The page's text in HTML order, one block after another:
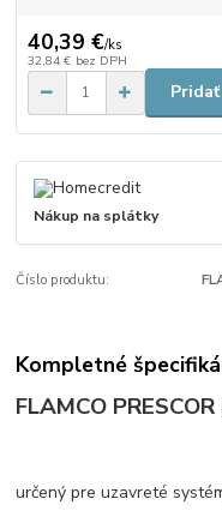
40,39 €/ks
32,84 € bez DPH
Nákup na splátky
Číslo produktu:
Kompletné
FLAMCO
určený pre uzavreté